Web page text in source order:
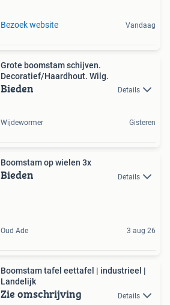
Bezoek website Vandaag
Grote boomstam schijven.
Decoratief/Haardhout. Wilg.
Bieden Details
Wijdewormer Gisteren
Boomstam op wielen 3x
Bieden Details
Oud Ade 3 aug 26
Boomstam tafel eettafel | industrieel |
Landelijk
Zie omschrijving Details